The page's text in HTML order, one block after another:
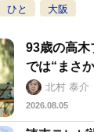
ひと 大阪
93歳の高
では“まさ
北村 泰介
2026.08.05